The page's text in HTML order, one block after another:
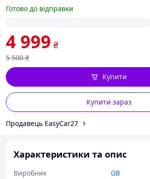
Готово до відправки
4 999 ₴
5 500 ₴
Купити зараз
Купити
Продавець EasyCar27
Характеристики та опис
Виробник
GB